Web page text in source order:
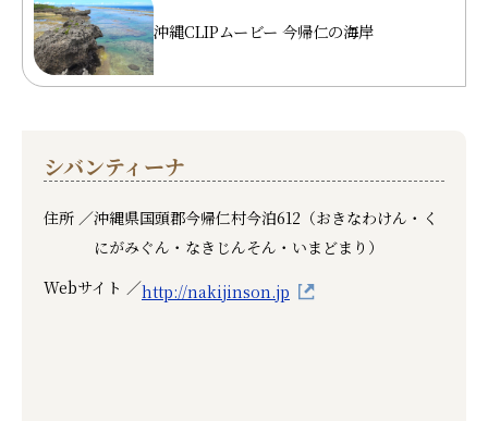
沖縄CLIPムービー 今帰仁の海岸
シバンティーナ
住所 ／沖縄県国頭郡今帰仁村今泊612（おきなわけん・く
にがみぐん・なきじんそん・いまどまり）
Webサイト ／http://nakijinson.jp